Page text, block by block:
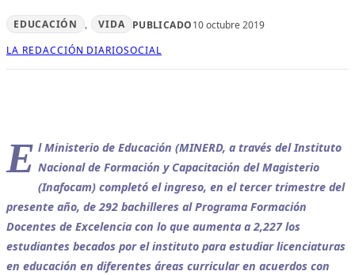
EDUCACIÓN , VIDA PUBLICADO10 octubre 2019
LA REDACCIÓN DIARIOSOCIAL
E l Ministerio de Educación (MINERD, a través del Instituto
Nacional de Formación y Capacitación del Magisterio
(Inafocam) completó el ingreso, en el tercer trimestre del
presente año, de 292 bachilleres al Programa Formación
Docentes de Excelencia con lo que aumenta a 2,227 los
estudiantes becados por el instituto para estudiar licenciaturas
en educación en diferentes áreas curricular en acuerdos con